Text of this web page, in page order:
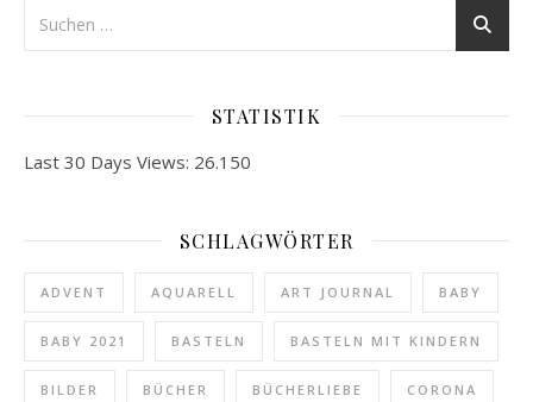
STATISTIK
Last 30 Days Views: 26.150
SCHLAGWÖRTER
ADVENT AQUARELL ART JOURNAL BABY
BABY 2021 BASTELN BASTELN MIT KINDERN
BILDER BÜCHER BÜCHERLIEBE CORONA